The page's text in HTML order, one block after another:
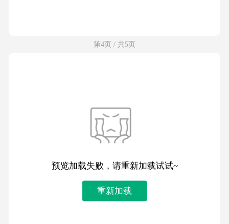
第4页 / 共5页
预览加载失败，请重新加载试试~
重新加载